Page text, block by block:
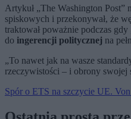
Artykuł „The Washington Post”
spiskowych i przekonywał, że
traktował poważnie podczas
do ingerencji politycznej na
„To nawet jak na wasze
rzeczywistości – i obrony swojej
Spór o ETS na szczycie UE.